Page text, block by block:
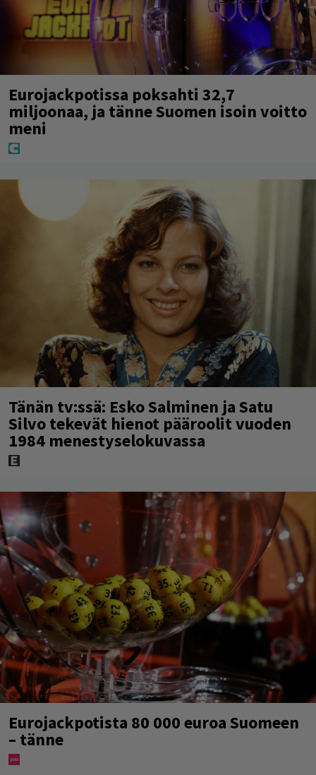
Eurojackpotissa poksahti 32,7
miljoonaa, ja tänne Suomen isoin voitto
meni
Tänän tv:ssä: Esko Salminen ja Satu
Silvo tekevät hienot pääroolit vuoden
1984 menestyselokuvassa
Eurojackpotista 80 000 euroa Suomeen
– tänne